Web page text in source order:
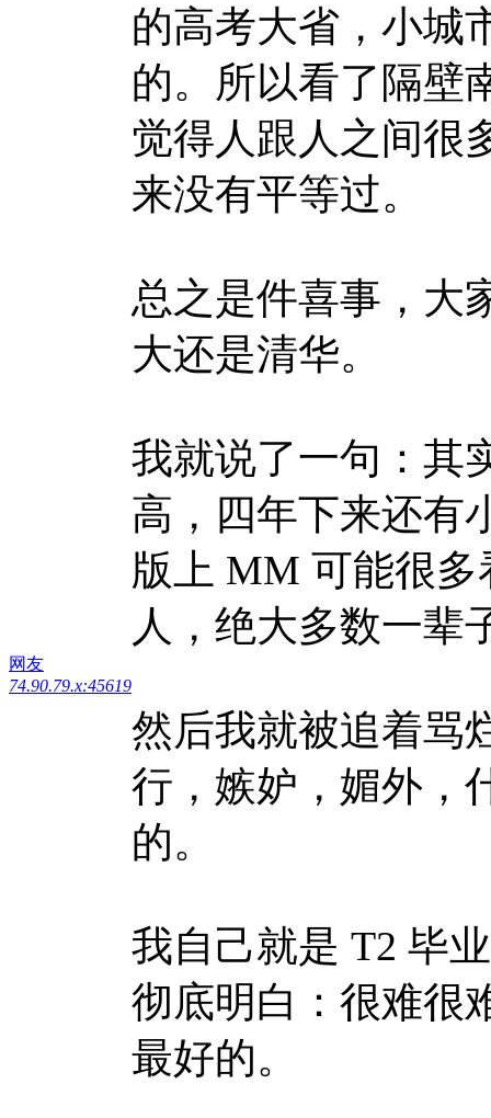
网友
74.90.79.x:45619
的高考大省，小城
的。所以看了隔壁
觉得人跟人之间很
来没有平等过。
总之是件喜事，大
大还是清华。
我就说了一句：其
高，四年下来还有
版上 MM 可能很
人，绝大多数一辈
然后我就被追着骂
行，嫉妒，媚外，
的。
我自己就是 T2 毕
彻底明白：很难很
最好的。